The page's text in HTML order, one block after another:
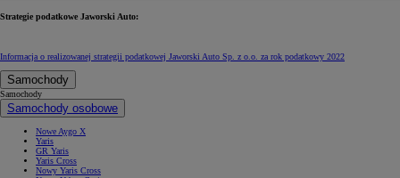
Strategie podatkowe Jaworski Auto:
Informacja o realizowanej strategii podatkowej Jaworski Auto Sp. z o.o. za rok podatkowy 2022
Samochody
Samochody
Samochody osobowe
Nowe Aygo X
Yaris
GR Yaris
Yaris Cross
Nowy Yaris Cross